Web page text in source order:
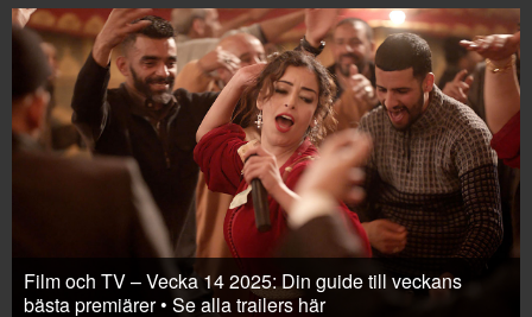
Film och TV – Vecka 14 2025: Din guide till veckans
bästa premiärer • Se alla trailers här